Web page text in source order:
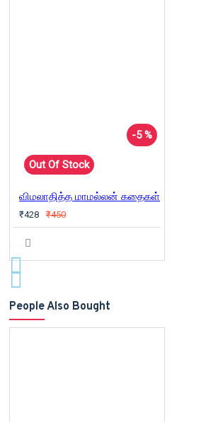
-5 %
Out Of Stock
விமலாதித்த மாமல்லன் கதைகள்
₹428 ₹450
People Also Bought